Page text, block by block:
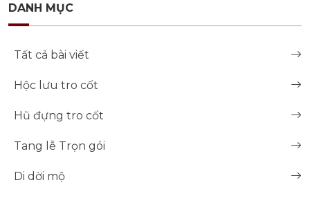
DANH MỤC
Tất cả bài viết
Hộc lưu tro cốt
Hũ đựng tro cốt
Tang lễ Trọn gói
Di dời mộ